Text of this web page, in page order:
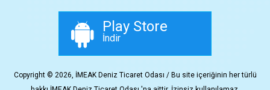
Play Store
İndir
Copyright © 2026, İMEAK Deniz Ticaret Odası / Bu site içeriğinin her türlü